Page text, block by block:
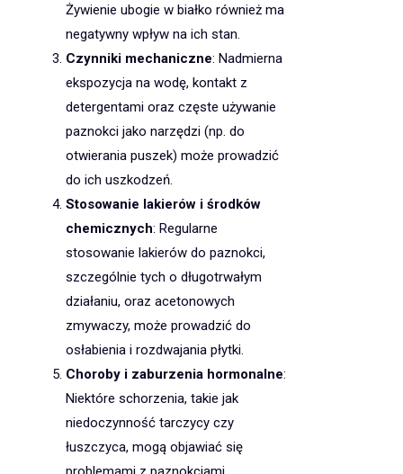
Żywienie ubogie w białko również ma
negatywny wpływ na ich stan.
Czynniki mechaniczne: Nadmierna
ekspozycja na wodę, kontakt z
detergentami oraz częste używanie
paznokci jako narzędzi (np. do
otwierania puszek) może prowadzić
do ich uszkodzeń.
Stosowanie lakierów i środków
chemicznych: Regularne
stosowanie lakierów do paznokci,
szczególnie tych o długotrwałym
działaniu, oraz acetonowych
zmywaczy, może prowadzić do
osłabienia i rozdwajania płytki.
Choroby i zaburzenia hormonalne:
Niektóre schorzenia, takie jak
niedoczynność tarczycy czy
łuszczyca, mogą objawiać się